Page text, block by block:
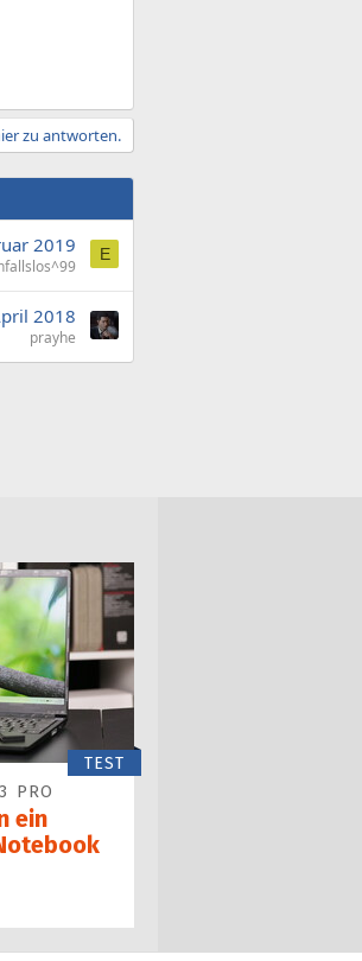
zu antworten.
2019 E
2018
prayhe
TEST
PRO
ein